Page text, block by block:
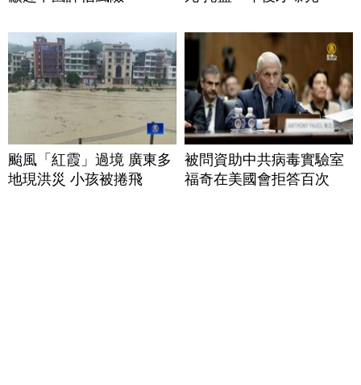
颱風「紅霞」過境 廣東多
地現洪災 小孩被捲飛
被問資助中共病毒實驗室
福奇在美國會拒答百次